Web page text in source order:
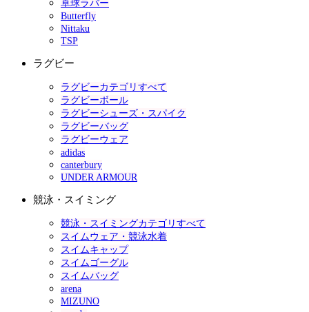
卓球ラバー
Butterfly
Nittaku
TSP
ラグビー
ラグビーカテゴリすべて
ラグビーボール
ラグビーシューズ・スパイク
ラグビーバッグ
ラグビーウェア
adidas
canterbury
UNDER ARMOUR
競泳・スイミング
競泳・スイミングカテゴリすべて
スイムウェア・競泳水着
スイムキャップ
スイムゴーグル
スイムバッグ
arena
MIZUNO